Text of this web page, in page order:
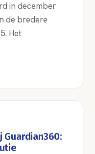
in december
de bredere
Het